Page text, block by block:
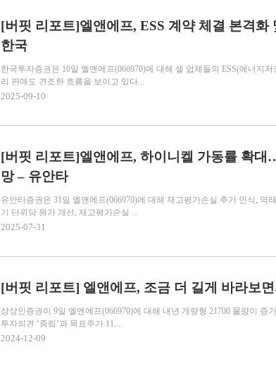
[버핏 리포트]엘앤에프, ESS 계약 체결 본격
한국
한국투자증권은 10일 엘앤에프(066970)에 대해 셀 업체들의 ESS(에너지
리 판매도 견조한 흐름을 보이고 있다...
2025-09-10
[버핏 리포트]엘앤에프, 하이니켈 가동률 확
망 – 유안타
유안타증권은 31일 엘앤에프(066970)에 대해 재고평가손실 추가 인식, 역
기 단위당 원가 개선, 재고평가손실 ...
2025-07-31
[버핏 리포트] 엘앤에프, 조금 더 길게 바라보
상상인증권이 9일 엘앤에프(066970)에 대해 내년 개량형 21700 물량이 증
투자의견 ‘중립’과 목표주가 11...
2024-12-09